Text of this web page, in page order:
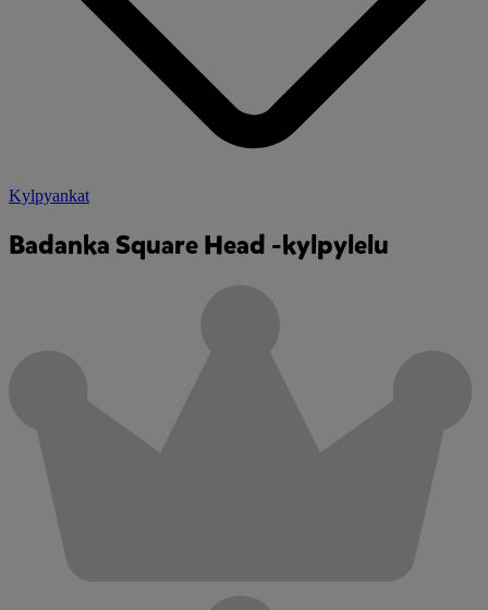
Kylpyankat
Badanka Square Head -kylpylelu